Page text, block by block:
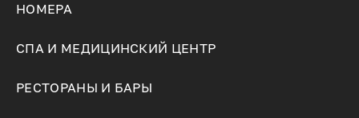
НОМЕРА
СПА И МЕДИЦИНСКИЙ ЦЕНТР
РЕСТОРАНЫ И БАРЫ